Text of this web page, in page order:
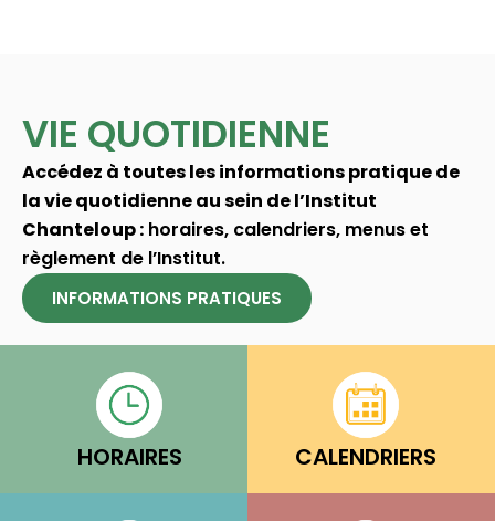
VIE QUOTIDIENNE
Accédez à toutes les informations pratique de
la vie quotidienne au sein de l’Institut
Chanteloup : horaires, calendriers, menus et
règlement de l’Institut.
INFORMATIONS PRATIQUES
HORAIRES CALENDRIERS